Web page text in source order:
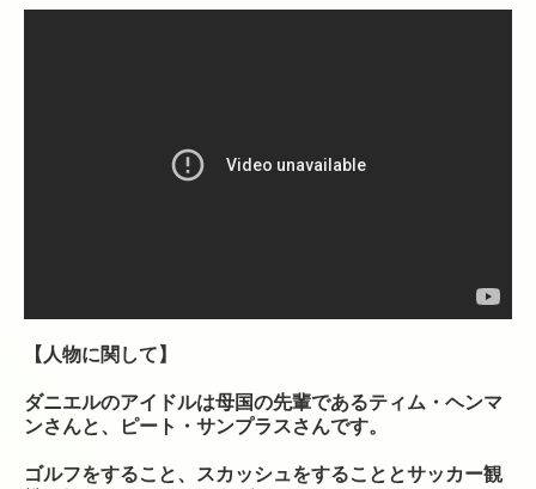
【人物に関して】
ダニエルのアイドルは母国の先輩であるティム・ヘンマ
ンさんと、ピート・サンプラスさんです。
ゴルフをすること、スカッシュをすることとサッカー観